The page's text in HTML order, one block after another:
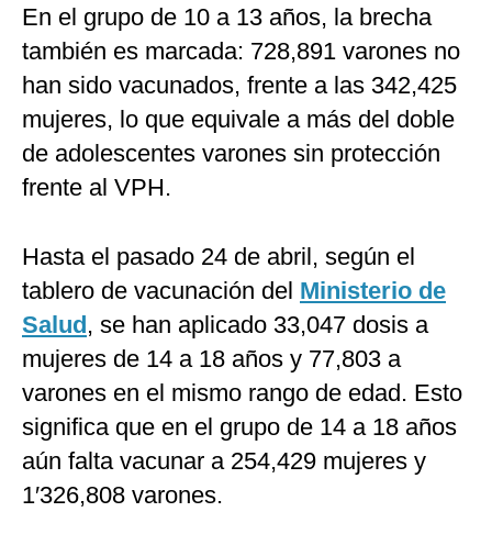
En el grupo de 10 a 13 años, la brecha
también es marcada: 728,891 varones no
han sido vacunados, frente a las 342,425
mujeres, lo que equivale a más del doble
de adolescentes varones sin protección
frente al VPH.
Hasta el pasado 24 de abril, según el
tablero de vacunación del Ministerio de
Salud, se han aplicado 33,047 dosis a
mujeres de 14 a 18 años y 77,803 a
varones en el mismo rango de edad. Esto
significa que en el grupo de 14 a 18 años
aún falta vacunar a 254,429 mujeres y
1′326,808 varones.